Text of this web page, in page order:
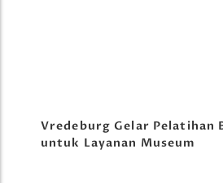
Vredeburg Gelar Pelatihan
untuk Layanan Museum